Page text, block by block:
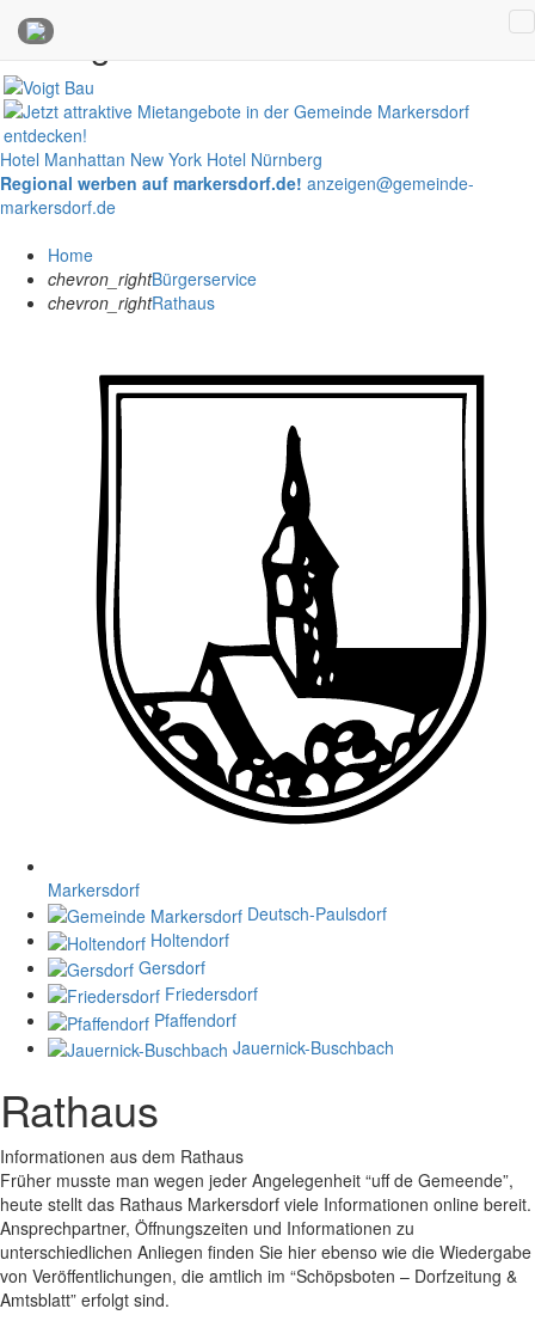
Anzeigen
Hotel Manhattan New York Hotel Nürnberg
Regional werben auf markersdorf.de! anzeigen@gemeinde-
markersdorf.de
Home
chevron_rightBürgerservice
chevron_rightRathaus
Markersdorf
Deutsch-Paulsdorf
Holtendorf
Gersdorf
Friedersdorf
Pfaffendorf
Jauernick-Buschbach
Rathaus
Informationen aus dem Rathaus
Früher musste man wegen jeder Angelegenheit “uff de Gemeende”,
heute stellt das Rathaus Markersdorf viele Informationen online bereit.
Ansprechpartner, Öffnungszeiten und Informationen zu
unterschiedlichen Anliegen finden Sie hier ebenso wie die Wiedergabe
von Veröffentlichungen, die amtlich im “Schöpsboten – Dorfzeitung &
Amtsblatt” erfolgt sind.